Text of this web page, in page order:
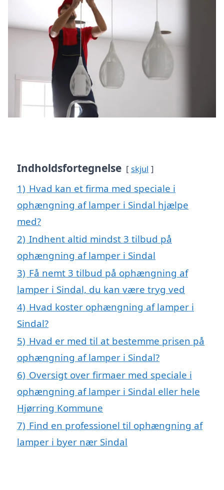
Indholdsfortegnelse skjul
1) Hvad kan et firma med speciale i
ophængning af lamper i Sindal hjælpe
med?
2) Indhent altid mindst 3 tilbud på
ophængning af lamper i Sindal
3) Få nemt 3 tilbud på ophængning af
lamper i Sindal, du kan være tryg ved
4) Hvad koster ophængning af lamper i
Sindal?
5) Hvad er med til at bestemme prisen på
ophængning af lamper i Sindal?
6) Oversigt over firmaer med speciale i
ophængning af lamper i Sindal eller hele
Hjørring Kommune
7) Find en professionel til ophængning af
lamper i byer nær Sindal